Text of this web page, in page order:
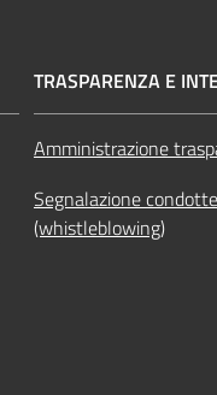
TRASPARENZA E
Amministrazione
Segnalazione
(whistleblowing)